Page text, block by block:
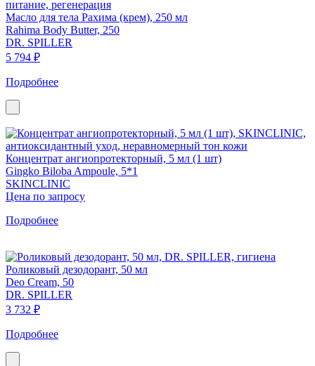
Масло для тела Рахима (крем), 250 мл
Rahima Body Butter, 250
DR. SPILLER
5 794 ₽
Подробнее
Концентрат ангиопротекторный, 5 мл (1 шт)
Gingko Biloba Ampoule, 5*1
SKINCLINIC
Цена по запросу
Подробнее
Роликовый дезодорант, 50 мл
Deo Cream, 50
DR. SPILLER
3 732 ₽
Подробнее